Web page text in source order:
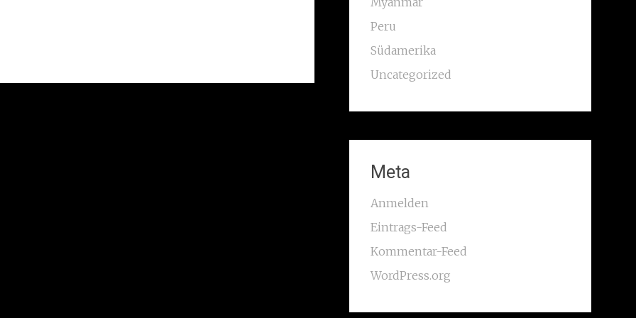
Peru
Südamerika
Uncategorized
Meta
Anmelden
Eintrags-Feed
Kommentar-Feed
WordPress.org